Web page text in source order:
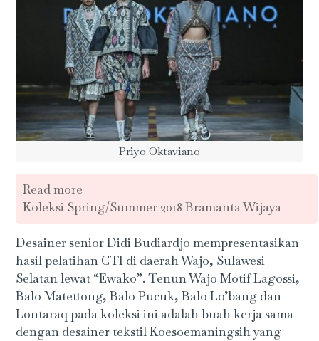
Priyo Oktaviano
Read more
Koleksi Spring/Summer 2018 Bramanta Wijaya
Desainer senior Didi Budiardjo mempresentasikan
hasil pelatihan CTI di daerah Wajo, Sulawesi
Selatan lewat “Ewako”. Tenun Wajo Motif Lagossi,
Balo Matettong, Balo Pucuk, Balo Lo’bang dan
Lontaraq pada koleksi ini adalah buah kerja sama
dengan desainer tekstil Koesoemaningsih yang